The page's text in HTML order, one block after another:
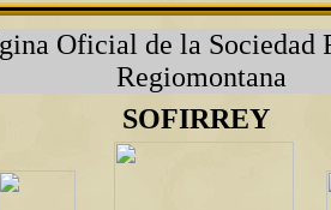
Oficial de la Sociedad
Regiomontana
SOFIRREY